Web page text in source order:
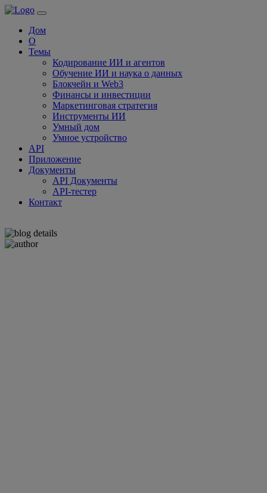
Дом
О
Темы
Кодирование ИИ и агентов
Обучение ИИ и наука о данных
Блокчейн и Web3
Финансы и инвестиции
Маркетинговая стратегия
Инструменты ИИ
Умный дом
Умное устройство
API
Приложение
Документы
API Документы
API-тестер
Контакт